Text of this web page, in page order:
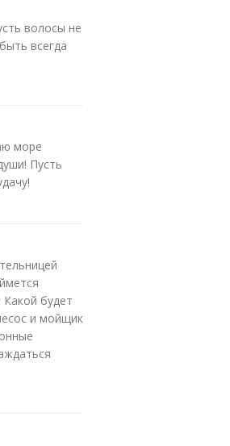
волосы не
всегда
море
Пусть
будет
и мойщик